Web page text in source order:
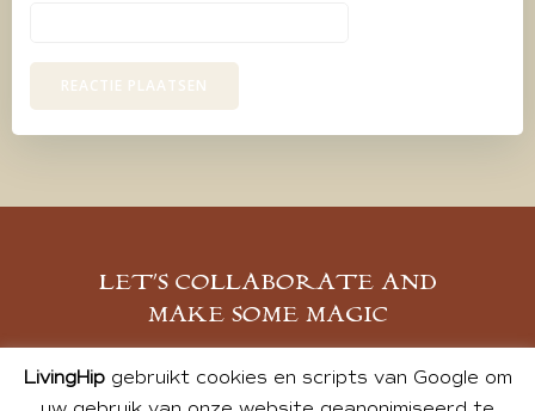
LET’S COLLABORATE AND
MAKE SOME MAGIC
MELD JE AAN
LivingHipgebruikt cookies en scripts van Google om